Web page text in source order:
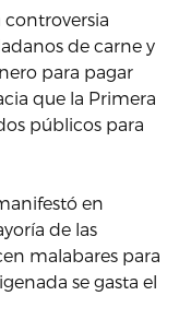
controversia
de carne y
para pagar
que la Primera
públicos para
en
de las
malabares para
se gasta el